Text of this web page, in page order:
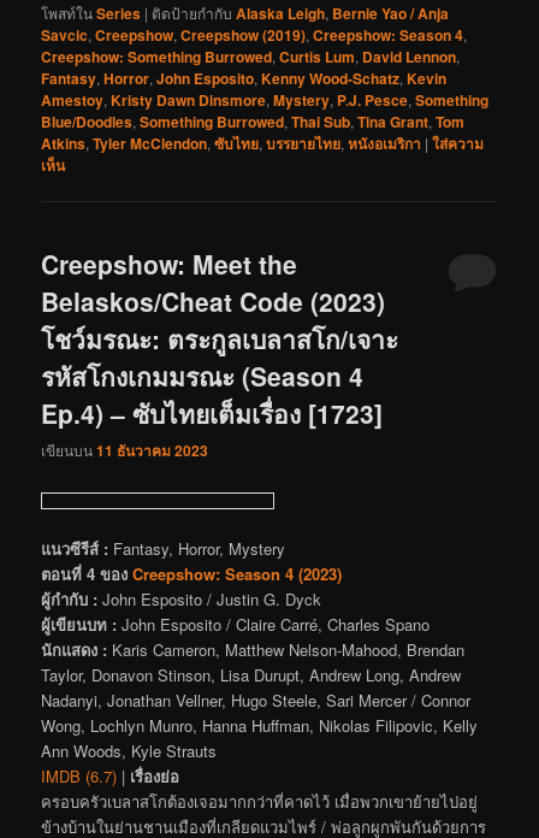
โพสท์ในSeries | ติดป้ายกำกับ Alaska Leigh, Bernie Yao / Anja
Savcic,Creepshow,Creepshow (2019),Creepshow: Season 4,
Creepshow: Something Burrowed,Curtis Lum, David Lennon,
Fantasy,Horror,John Esposito,Kenny Wood-Schatz,Kevin
Amestoy,Kristy Dawn Dinsmore,Mystery, P.J. Pesce,Something
Blue/Doodles,Something Burrowed,Thai Sub,Tina Grant,Tom
Atkins,Tyler McClendon,ซับไทย,บรรยายไทย,หนังอเมริกา |ใส่ความ
เห็น
Creepshow: Meet the
Belaskos/Cheat Code (2023)
โชว์มรณะ: ตระกูลเบลาสโก/เจาะ
รหัสโกงเกมมรณะ (Season 4
Ep.4) – ซับไทยเต็มเรื่อง [1723]
เขียนบน11 ธันวาคม 2023
แนวซีรีส์ : Fantasy, Horror, Mystery
ตอนที่ 4 ของCreepshow: Season 4 (2023)
ผู้กำกับ : John Esposito / Justin G. Dyck
ผู้เขียนบท : John Esposito / Claire Carré, Charles Spano
นักแสดง : Karis Cameron, Matthew Nelson-Mahood, Brendan
Taylor, Donavon Stinson, Lisa Durupt, Andrew Long, Andrew
Nadanyi, Jonathan Vellner, Hugo Steele, Sari Mercer / Connor
Wong, Lochlyn Munro, Hanna Huffman, Nikolas Filipovic, Kelly
Ann Woods, Kyle Strauts
IMDB (6.7) | เรื่องย่อ
ครอบครัวเบลาสโกต้องเจอมากกว่าที่คาดไว้ เมื่อพวกเขาย้ายไปอยู่
ข้างบ้านในย่านชานเมืองที่เกลียดแวมไพร์ / พ่อลูกผูกพันกันด้วยการ